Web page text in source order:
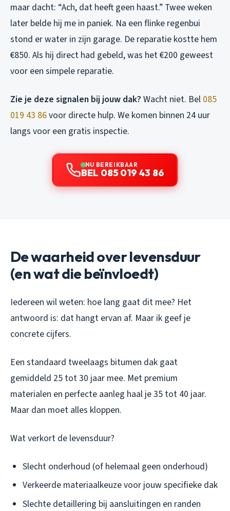
maar dacht: “Ach, dat heeft geen haast.” Twee weken
later belde hij me in paniek. Na een flinke regenbui
stond er water in zijn garage. De reparatie kostte hem
€850. Als hij direct had gebeld, was het €200 geweest
voor een simpele reparatie.
Zie je deze signalen bij jouw dak? Wacht niet. Bel 085
019 43 86voor directe hulp. We komen binnen 24 uur
langs voor een gratis inspectie.
NU BEREIKBAAR
BEL 085 019 43 86
De waarheid over levensduur
(en wat die beïnvloedt)
Iedereen wil weten: hoe lang gaat dit mee? Het
antwoord is: dat hangt ervan af. Maar ik geef je
concrete cijfers.
Een standaard tweelaags bitumen dak gaat
gemiddeld 25 tot 30 jaar mee. Met premium
materialen en perfecte aanleg haal je 35 tot 40 jaar.
Maar dan moet alles kloppen.
Wat verkort de levensduur?
Slecht onderhoud (of helemaal geen onderhoud)
Verkeerde materiaalkeuze voor jouw specifieke dak
Slechte detaillering bij aansluitingen en randen